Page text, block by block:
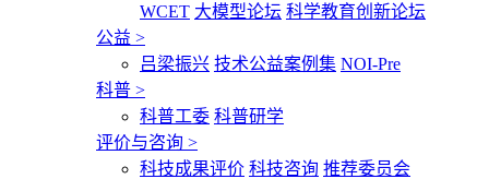
WCET 大模型论坛 科学教育创新论坛
公益 >
吕梁振兴 技术公益案例集 NOI-Pre
科普 >
科普工委 科普研学
评价与咨询 >
科技成果评价 科技咨询 推荐委员会